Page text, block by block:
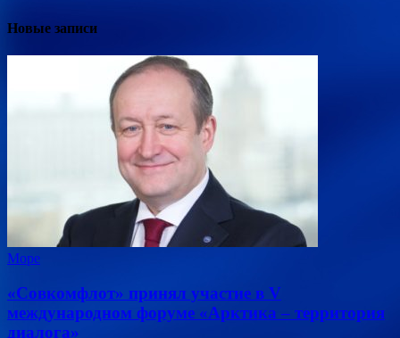
Новые записи
Море
«Совкомфлот» принял участие в V
международном форуме «Арктика – территория
диалога»